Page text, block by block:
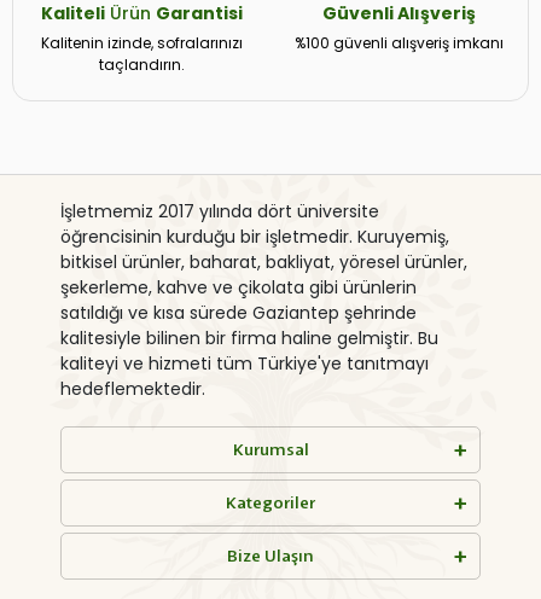
Kaliteli Ürün Garantisi
Kalitenin izinde, sofralarınızı
taçlandırın.
GüvenliAlışveriş
%100 güvenli alışveriş imkanı
İşletmemiz 2017 yılında dört üniversite
öğrencisinin kurduğu bir işletmedir. Kuruyemiş,
bitkisel ürünler, baharat, bakliyat, yöresel ürünler,
şekerleme, kahve ve çikolata gibi ürünlerin
satıldığı ve kısa sürede Gaziantep şehrinde
kalitesiyle bilinen bir firma haline gelmiştir. Bu
kaliteyi ve hizmeti tüm Türkiye'ye tanıtmayı
hedeflemektedir.
Kurumsal
Kategoriler
Bize Ulaşın